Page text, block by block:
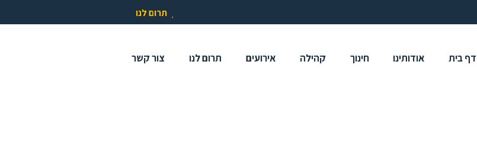
תרום לנו
דף בית אודותינו חינוך קהילה אירועים תרום לנו צור קשר